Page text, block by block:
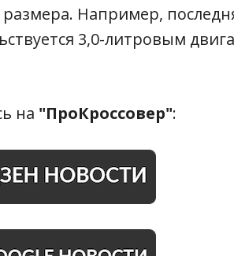
Например,
3,0-литровым
на "ПроКроссовер":